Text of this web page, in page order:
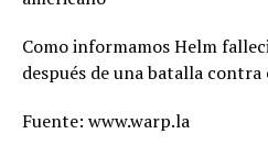
Como informamos Helm
después de una batalla contra
Fuente: www.warp.la